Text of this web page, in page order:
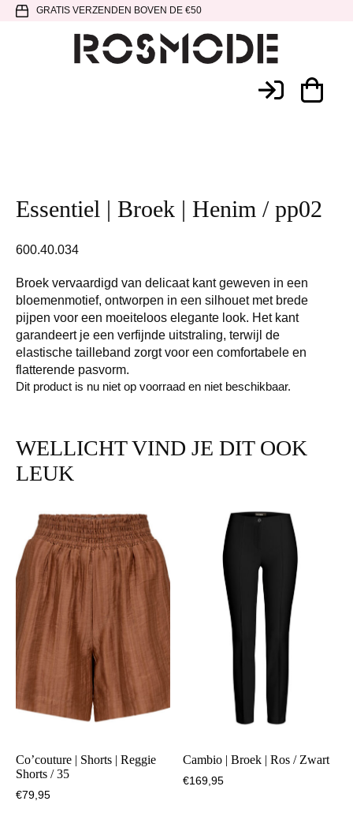
Spring
hoofdnavigatie
Door
SpringGRATIS VERZENDEN BOVEN DE €50
Essentiel | Broek | Henim / pp02
600.40.034
Broek vervaardigd van delicaat kant geweven in een
bloemenmotief, ontworpen in een silhouet met brede
pijpen voor een moeiteloos elegante look. Het kant
garandeert je een verfijnde uitstraling, terwijl de
elastische tailleband zorgt voor een comfortabele en
flatterende pasvorm.
Dit product is nu niet op voorraad en niet beschikbaar.
WELLICHT VIND JE DIT OOK
LEUK
Co’couture | Shorts | Reggie
Shorts / 35
€79,95
Cambio | Broek | Ros / Zwart
€169,95